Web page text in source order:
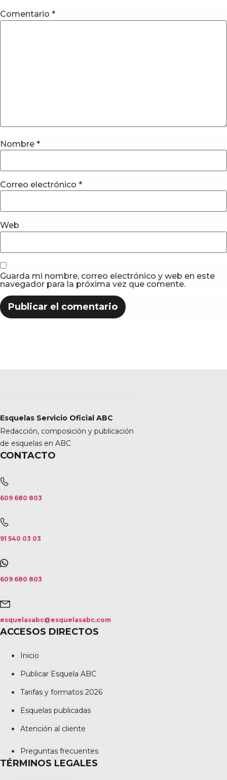
Comentario *
Nombre *
Correo electrónico *
Web
Guarda mi nombre, correo electrónico y web en este
navegador para la próxima vez que comente.
Esquelas Servicio Oficial ABC
Redacción, composición y publicación
de esquelas en ABC
CONTACTO
609 680 803
91 540 03 03
609 680 803
esquelasabc@esquelasabc.com
ACCESOS DIRECTOS
Inicio
Publicar Esquela ABC
Tarifas y formatos 2026
Esquelas publicadas
Atención al cliente
Preguntas frecuentes
TÉRMINOS LEGALES